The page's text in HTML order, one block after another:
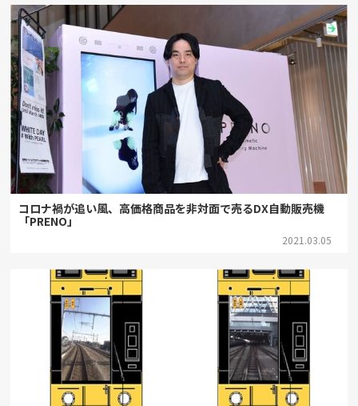
コロナ禍が追い風、高価格商品を非対面で売るDX自動販売機
「PRENO」
2021.03.05